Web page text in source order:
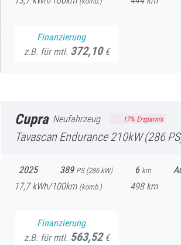
Finanzierung
z.B. für mtl. 372,10€
Cupra Neufahrzeug 17% Ersparnis
TavascanEndurance 210kW (286 PS) 77kWh
2025 389 PS (286kW) 6 km
17,7 kWh/100km (komb.) 498 km
Finanzierung
z.B. für mtl. 563,52€